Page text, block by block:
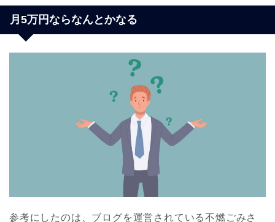
月5万円ならなんとかなる
参考にしたのは、ブログを運営されている不燃ごみさ